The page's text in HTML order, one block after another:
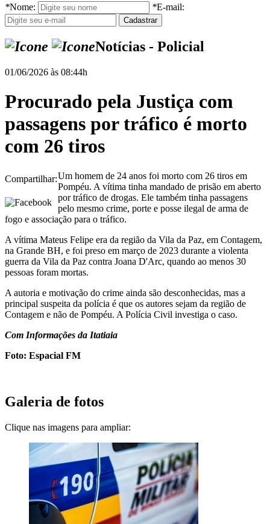
*Nome: *E-mail:
Notícias - Policial
01/06/2026 às 08:44h
Procurado pela Justiça com
passagens por tráfico é morto
com 26 tiros
Compartilhar:Um homem de 24 anos foi morto com 26 tiros em
Pompéu. A vítima tinha mandado de prisão em aberto
por tráfico de drogas. Ele também tinha passagens
pelo mesmo crime, porte e posse ilegal de arma de
fogo e associação para o tráfico.
A vítima Mateus Felipe era da região da Vila da Paz, em Contagem,
na Grande BH, e foi preso em março de 2023 durante a violenta
guerra da Vila da Paz contra Joana D'Arc, quando ao menos 30
pessoas foram mortas.
A autoria e motivação do crime ainda são desconhecidas, mas a
principal suspeita da polícia é que os autores sejam da região de
Contagem e não de Pompéu. A Polícia Civil investiga o caso.
Com Informações da Itatiaia
Foto: Espacial FM
Galeria de fotos
Clique nas imagens para ampliar: